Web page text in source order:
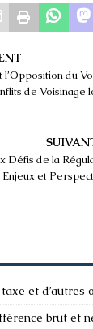
du
de Voisinage
Défis de la
et
et d’autres
brut et